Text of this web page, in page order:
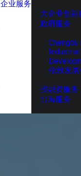
企业服务
大企业创新
政府服务
Chengdu
Industrial
伦敦发
投融资服务
出海服务